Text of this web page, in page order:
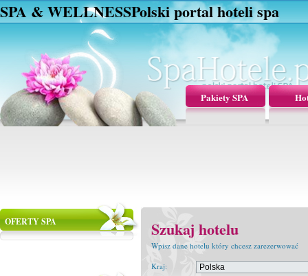
SPA & WELLNESSPolski portal hoteli spa
Pakiety SPA
OFERTY SPA Szukaj hotelu
Wpisz dane hotelu który chcesz zarezerwować
Kraj: